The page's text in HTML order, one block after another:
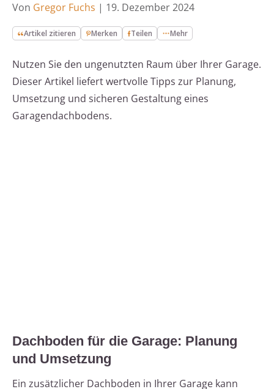
Von Gregor Fuchs | 19. Dezember 2024
Artikel zitieren Merken Teilen Mehr
Nutzen Sie den ungenutzten Raum über Ihrer Garage.
Dieser Artikel liefert wertvolle Tipps zur Planung,
Umsetzung und sicheren Gestaltung eines
Garagendachbodens.
Dachboden für die Garage: Planung
und Umsetzung
Ein zusätzlicher Dachboden in Ihrer Garage kann